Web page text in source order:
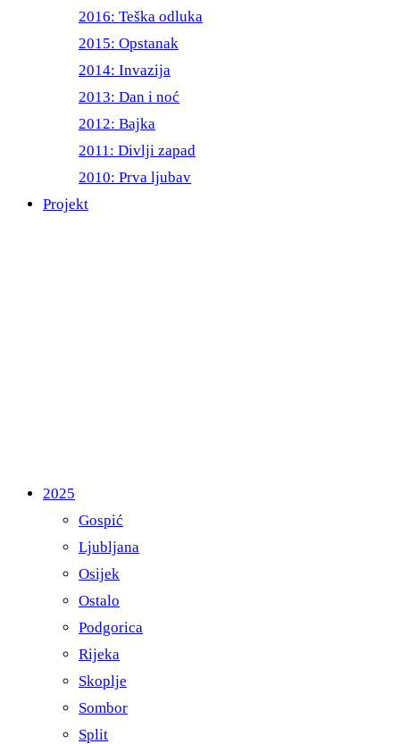
2016: Teška odluka
2015: Opstanak
2014: Invazija
2013: Dan i noć
2012: Bajka
2011: Divlji zapad
2010: Prva ljubav
Projekt
2025
Gospić
Ljubljana
Osijek
Ostalo
Podgorica
Rijeka
Skoplje
Sombor
Split